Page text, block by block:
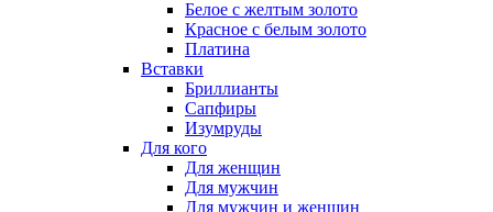
Белое с желтым золото
Красное с белым золото
Платина
Вставки
Бриллианты
Сапфиры
Изумруды
Для кого
Для женщин
Для мужчин
Для мужчин и женщин